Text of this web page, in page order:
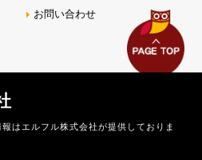
お問い合わせ
はエルフル株式会社が提供しておりま